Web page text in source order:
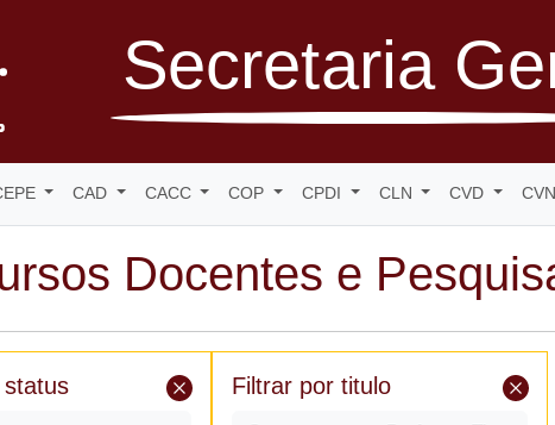
Secretaria
CAD CACC COP CPDI CLN CVD
Docentes e
Filtrar por titulo